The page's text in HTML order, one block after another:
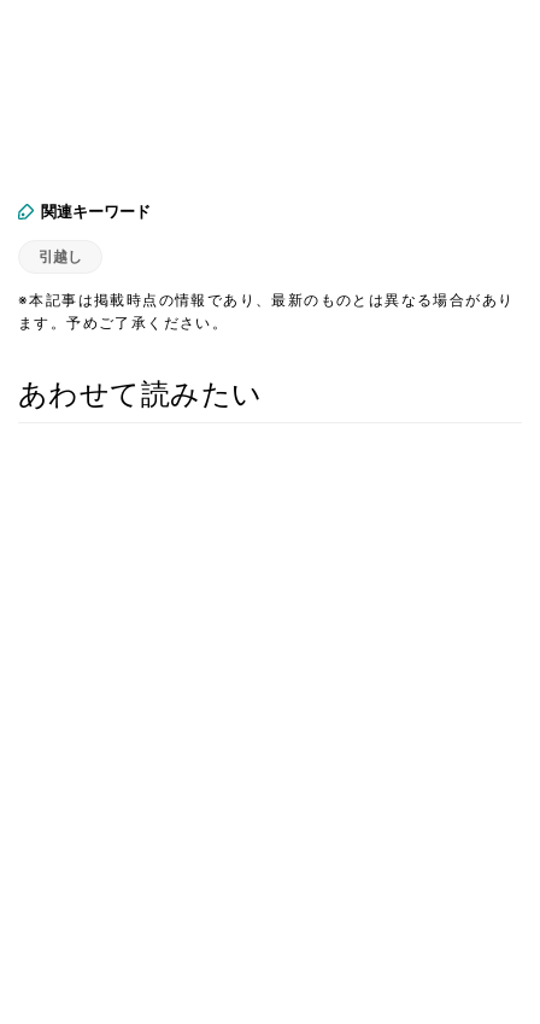
関連キーワード
引越し
※本記事は掲載時点の情報であり、最新のものとは異なる場合があり
ます。予めご了承ください。
あわせて読みたい